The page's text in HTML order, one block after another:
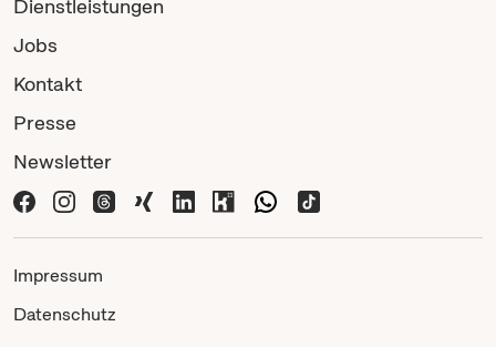
Dienstleistungen
Jobs
Kontakt
Presse
Newsletter
Impressum
Datenschutz